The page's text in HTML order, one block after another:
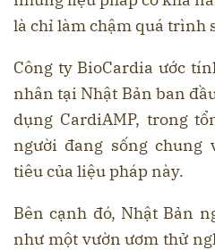
là chỉ làm chậm quá trình
Công ty BioCardia ước
nhân tại Nhật Bản ban
dụng CardiAMP, trong
người đang sống
tiêu của liệu pháp này.
Bên cạnh đó, Nhật Bản
như một vườn ươm thử